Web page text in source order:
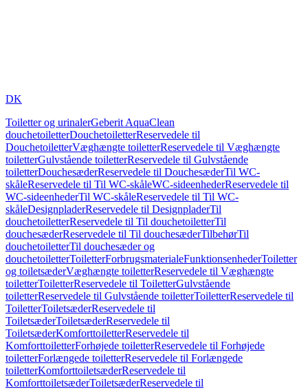
DK
Toiletter og urinalerGeberit AquaClean
douchetoiletterDouchetoiletterReservedele til
DouchetoiletterVæghængte toiletterReservedele til Væghængte
toiletterGulvstående toiletterReservedele til Gulvstående
toiletterDouchesæderReservedele til DouchesæderTil WC-
skåleReservedele til Til WC-skåleWC-sideenhederReservedele til
WC-sideenhederTil WC-skåleReservedele til Til WC-
skåleDesignpladerReservedele til DesignpladerTil
douchetoiletterReservedele til Til douchetoiletterTil
douchesæderReservedele til Til douchesæderTilbehørTil
douchetoiletterTil douchesæder og
douchetoiletterToiletterForbrugsmaterialeFunktionsenhederToiletter
og toiletsæderVæghængte toiletterReservedele til Væghængte
toiletterToiletterReservedele til ToiletterGulvstående
toiletterReservedele til Gulvstående toiletterToiletterReservedele til
ToiletterToiletsæderReservedele til
ToiletsæderToiletsæderReservedele til
ToiletsæderKomforttoiletterReservedele til
KomforttoiletterForhøjede toiletterReservedele til Forhøjede
toiletterForlængede toiletterReservedele til Forlængede
toiletterKomforttoiletsæderReservedele til
KomforttoiletsæderToiletsæderReservedele til